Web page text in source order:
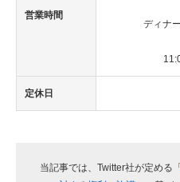
営業時間
ディナ
定休日
当記事では、Twitter社が定める「